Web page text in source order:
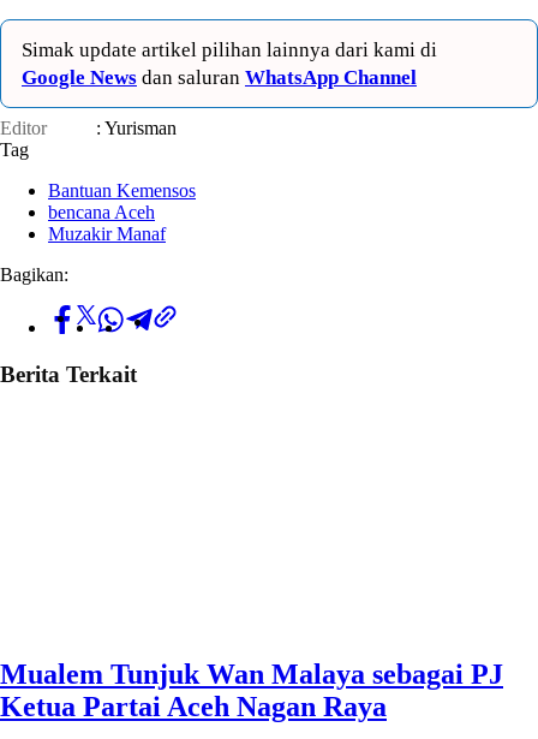
Simak update artikel pilihan lainnya dari kami di
Google News dan saluran WhatsApp Channel
Editor
: Yurisman
Tag
Bantuan Kemensos
bencana Aceh
Muzakir Manaf
Bagikan:
Berita Terkait
Mualem Tunjuk Wan Malaya sebagai PJ
Ketua Partai Aceh Nagan Raya